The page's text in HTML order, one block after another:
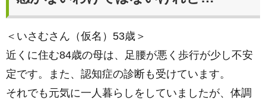
＜いさむさん（仮名）53歳＞
近くに住む84歳の母は、足腰が悪く歩行が少し不安
定です。また、認知症の診断も受けています。
それでも元気に一人暮らしをしていましたが、体調